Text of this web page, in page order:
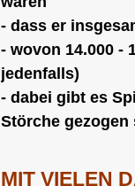
- dass er
- wovon 14.000 -
jedenfalls)
- dabei gibt es
Störche gezogen
MIT VIELEN